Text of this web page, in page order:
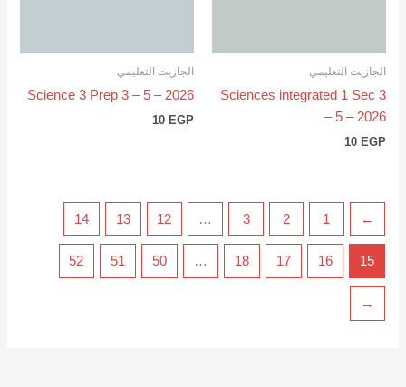
الجازيت التعليمي
Sciences integrated 1 Sec 3
– 5 – 2026
10 EGP
الجازيت التعليمي
Science 3 Prep 3 – 5 – 2026
10 EGP
→
1
2
3
…
12
13
14
15
16
17
18
…
50
51
52
←